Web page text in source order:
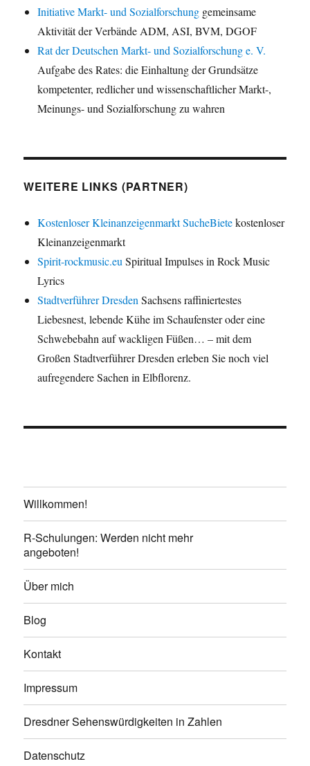
Initiative Markt- und Sozialforschung gemeinsame
Aktivität der Verbände ADM, ASI, BVM, DGOF
Rat der Deutschen Markt- und Sozialforschung e. V.
Aufgabe des Rates: die Einhaltung der Grundsätze
kompetenter, redlicher und wissenschaftlicher Markt-,
Meinungs- und Sozialforschung zu wahren
WEITERE LINKS (PARTNER)
Kostenloser Kleinanzeigenmarkt SucheBietekostenloser
Kleinanzeigenmarkt
Spirit-rockmusic.eu Spiritual Impulses in Rock Music
Lyrics
Stadtverführer Dresden Sachsens raffiniertestes
Liebesnest, lebende Kühe im Schaufenster oder eine
Schwebebahn auf wackligen Füßen… – mit dem
Großen Stadtverführer Dresden erleben Sie noch viel
aufregendere Sachen in Elbflorenz.
Willkommen!
R-Schulungen: Werden nicht mehr
angeboten!
Über mich
Blog
Kontakt
Impressum
Dresdner Sehenswürdigkeiten in Zahlen
Datenschutz